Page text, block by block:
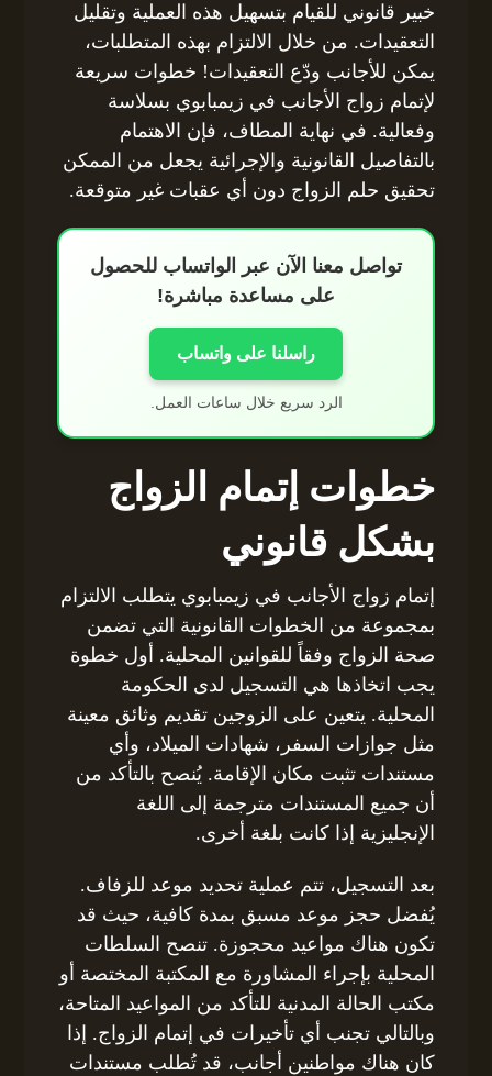
خبير قانوني للقيام بتسهيل هذه العملية وتقليل
التعقيدات. من خلال الالتزام بهذه المتطلبات،
يمكن للأجانب ودّع التعقيدات! خطوات سريعة
لإتمام زواج الأجانب في زيمبابوي بسلاسة
وفعالية. في نهاية المطاف، فإن الاهتمام
بالتفاصيل القانونية والإجرائية يجعل من الممكن
تحقيق حلم الزواج دون أي عقبات غير متوقعة.
تواصل معنا الآن عبر الواتساب للحصول
على مساعدة مباشرة!
راسلنا على واتساب
الرد سريع خلال ساعات العمل.
خطوات إتمام الزواج
بشكل قانوني
إتمام زواج الأجانب في زيمبابوي يتطلب الالتزام
بمجموعة من الخطوات القانونية التي تضمن
صحة الزواج وفقاً للقوانين المحلية. أول خطوة
يجب اتخاذها هي التسجيل لدى الحكومة
المحلية. يتعين على الزوجين تقديم وثائق معينة
مثل جوازات السفر، شهادات الميلاد، وأي
مستندات تثبت مكان الإقامة. يُنصح بالتأكد من
أن جميع المستندات مترجمة إلى اللغة
الإنجليزية إذا كانت بلغة أخرى.
بعد التسجيل، تتم عملية تحديد موعد للزفاف.
يُفضل حجز موعد مسبق بمدة كافية، حيث قد
تكون هناك مواعيد محجوزة. تنصح السلطات
المحلية بإجراء المشاورة مع المكتبة المختصة أو
مكتب الحالة المدنية للتأكد من المواعيد المتاحة،
وبالتالي تجنب أي تأخيرات في إتمام الزواج. إذا
كان هناك مواطنين أجانب، قد تُطلب مستندات